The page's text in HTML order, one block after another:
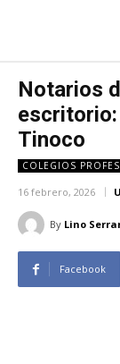
Notarios
escritorio:
Tinoco
COLEGIOS
16 febrero, 2026
By Lino
Facebook